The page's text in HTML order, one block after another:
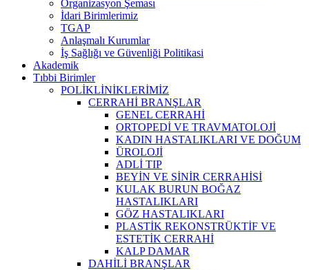
Organizasyon Şeması
İdari Birimlerimiz
TGAP
Anlaşmalı Kurumlar
İş Sağlığı ve Güvenliği Politikasi
Akademik
Tıbbi Birimler
POLİKLİNİKLERİMİZ
CERRAHİ BRANŞLAR
GENEL CERRAHİ
ORTOPEDİ VE TRAVMATOLOJİ
KADIN HASTALIKLARI VE DOĞUM
ÜROLOJİ
ADLİ TIP
BEYİN VE SİNİR CERRAHİSİ
KULAK BURUN BOĞAZ
HASTALIKLARI
GÖZ HASTALIKLARI
PLASTİK REKONSTRÜKTİF VE
ESTETİK CERRAHİ
KALP DAMAR
DAHİLİ BRANŞLAR